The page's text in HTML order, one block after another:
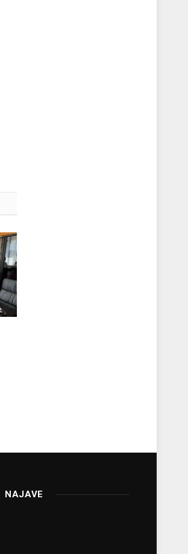
NAJAVE